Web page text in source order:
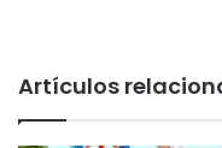
Artículos